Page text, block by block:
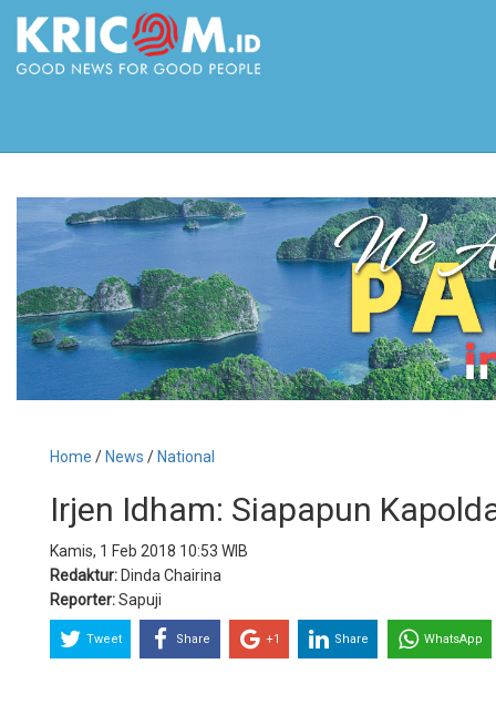
Home / News / National
Irjen Idham: Siapapun
Kamis, 1 Feb 2018 10:53 WIB
Redaktur: Dinda Chairina
Reporter:Sapuji
Tweet Share +1 Share WhatsApp